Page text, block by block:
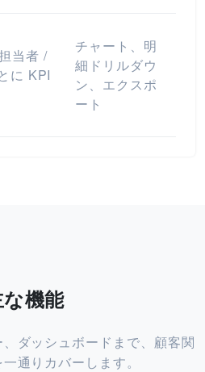
当者 /
に KPI
チャート、明
細ドリルダウ
ン、エクスポ
ート
機能
ダッシュボードまで、顧客関
通りカバーします。